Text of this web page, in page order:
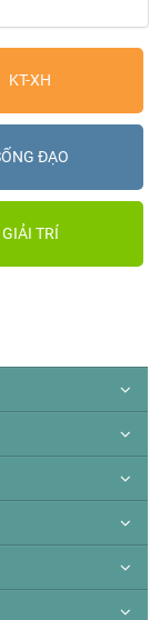
KT-XH
ĐẠO
GIẢI TRÍ